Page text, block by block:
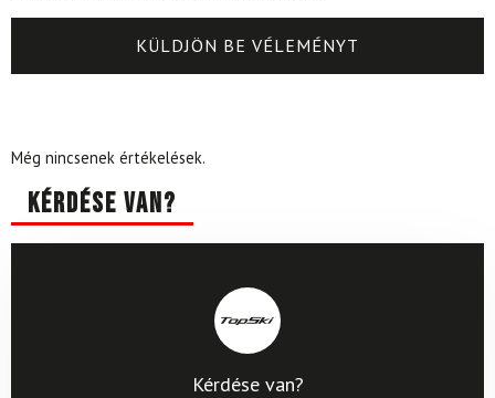
Még nincsenek értékelések.
Kérdése van?
Kérdése van?